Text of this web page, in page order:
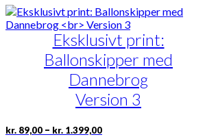
til
kr. 1.399,00
har
flere
varianter.
Mulighederne
kan
vælges
på
varesiden
Eksklusivt print:
Ballonskipper med
Dannebrog
Version 3
kr. 89,00 – kr. 1.399,00Prisinterval:
Dette